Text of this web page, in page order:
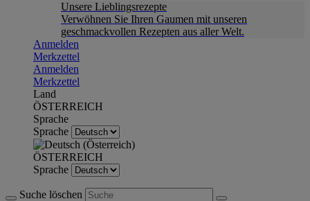
Unsere Lieblingsrezepte
Verwöhnen Sie Ihren Gaumen mit unseren
geschmackvollen Rezepten aus aller Welt.
Anmelden
Merkzettel
Anmelden
Merkzettel
Land
ÖSTERREICH
Sprache
Sprache
ÖSTERREICH
Sprache
Suche löschen